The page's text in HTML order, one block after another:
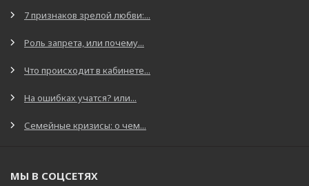
7 признаков зрелой любви:...
Роль запрета, или почему...
Что происходит в кабинете...
На ошибках учатся? или...
Семейные кризисы: о чем...
МЫ В СОЦСЕТЯХ